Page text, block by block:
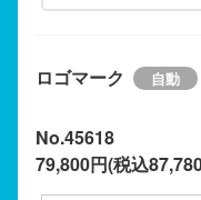
ロゴマーク
No.45618
79,800円(税込